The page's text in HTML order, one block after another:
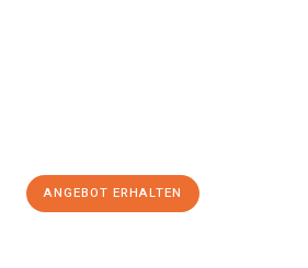
ANGEBOT ERHALTEN